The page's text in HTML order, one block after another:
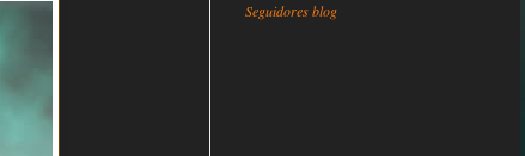
Seguidores blog